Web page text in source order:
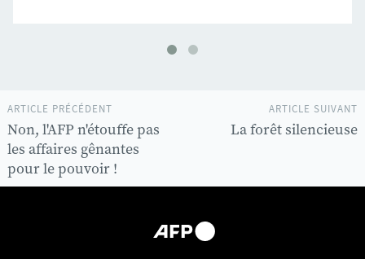
ARTICLE SUIVANT
La forêt silencieuse
ARTICLE PRÉCÉDENT
Non, l'AFP n'étouffe pas
les affaires gênantes
pour le pouvoir !